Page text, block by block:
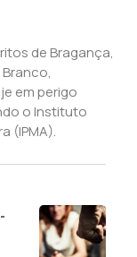
de Bragança,
em perigo
o Instituto
(IPMA).